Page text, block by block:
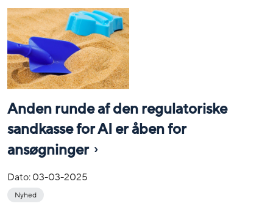
Anden runde af den regulatoriske
sandkasse for AI er åben for
ansøgninger
Dato:03-03-2025
Nyhed